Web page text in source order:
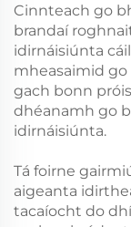
Cinnteach go
brandaí
idirnáisiúnta
mheasaimid
gach bonn
dhéanamh go
idirnáisiúnta.
Tá foirne
aigeanta
tacaíocht do